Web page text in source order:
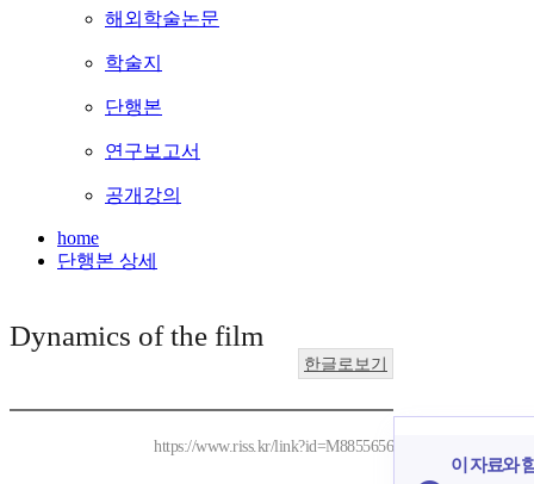
해외학술논문
학술지
단행본
연구보고서
공개강의
home
단행본 상세
Dynamics of the film
한글로보기
https://www.riss.kr/link?id=M8855656
이 자료와